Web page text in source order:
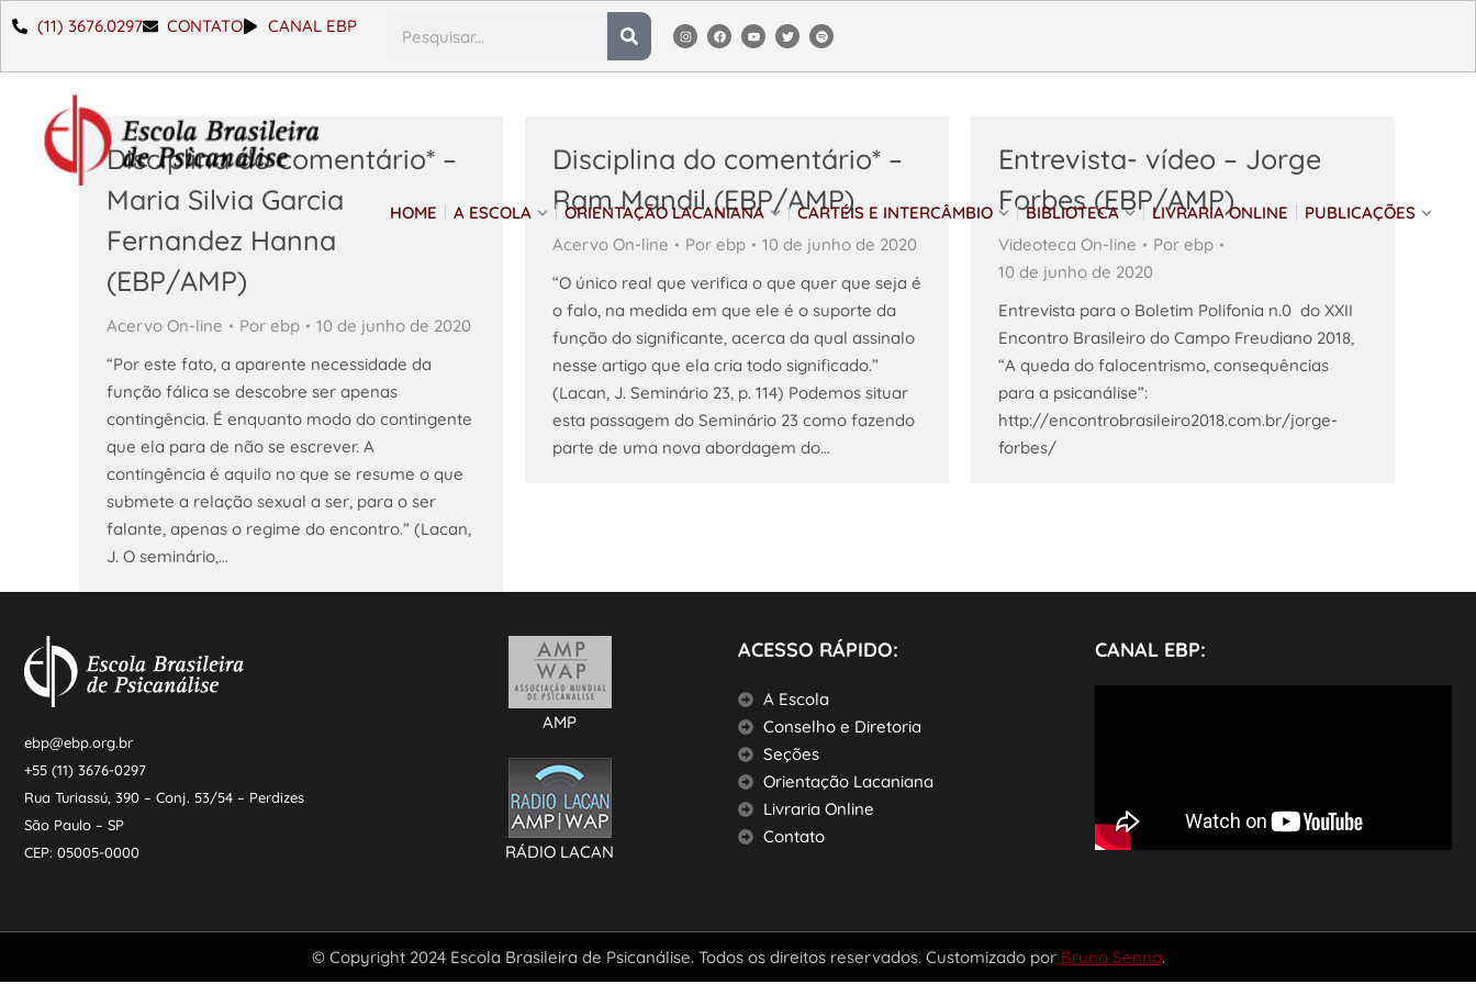
(11) 3676.0297 CONTATO CANAL EBP
HOME A ESCOLA ORIENTAÇÃO LACANIANA CARTÉIS E INTERCÂMBIO BIBLIOTECA LIVRARIA ONLINE PUBLICAÇÕES
Disciplina do comentário* –
Maria Silvia Garcia
Fernandez Hanna
(EBP/AMP)
Acervo On-line Por ebp
10 de junho de 2020
“Por este fato, a aparente necessidade da
função fálica se descobre ser apenas
contingência. É enquanto modo do contingente
que ela para de não se escrever. A
contingência é aquilo no que se resume o que
submete a relação sexual a ser, para o ser
falante, apenas o regime do encontro.” (Lacan,
J. O seminário,…
Disciplina do comentário* –
Ram Mandil (EBP/AMP)
Acervo On-line Por ebp
10 de junho de 2020
“O único real que verifica o que quer que seja é
o falo, na medida em que ele é o suporte da
função do significante, acerca da qual assinalo
nesse artigo que ela cria todo significado.”
(Lacan, J. Seminário 23, p. 114) Podemos situar
esta passagem do Seminário 23 como fazendo
parte de uma nova abordagem do…
Entrevista- vídeo – Jorge
Forbes (EBP/AMP)
Videoteca On-line Por ebp
10 de junho de 2020
Entrevista para o Boletim Polifonia n.0 do XXII
Encontro Brasileiro do Campo Freudiano 2018,
“A queda do falocentrismo, consequências
para a psicanálise”:
http://encontrobrasileiro2018.com.br/jorge-
forbes/
ebp@ebp.org.br
+55 (11) 3676-0297
Rua Turiassú, 390 – Conj. 53/54 – Perdizes
São Paulo – SP
CEP: 05005-0000
AMP
RÁDIO LACAN
ACESSO RÁPIDO:
A Escola
Conselho e Diretoria
Seções
Orientação Lacaniana
Livraria Online
Contato
CANAL EBP:
© Copyright 2024 Escola Brasileira de Psicanálise. Todos os direitos reservados. Customizado por Bruno Senna.